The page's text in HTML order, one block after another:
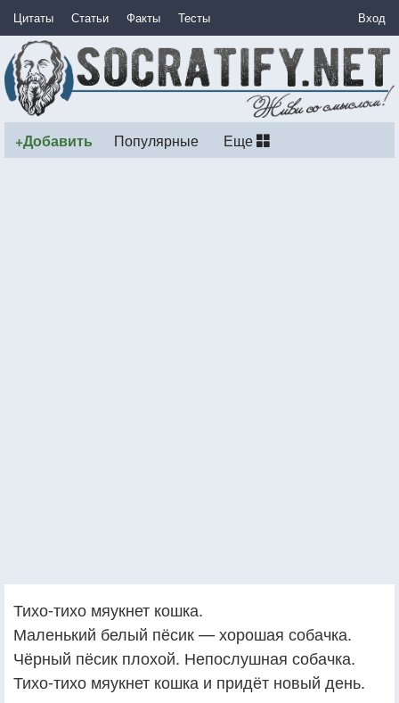
Цитаты Статьи Факты Тесты Вход
+Добавить Популярные Еще
Тихо-тихо мяукнет кошка.
Маленький белый пёсик — хорошая собачка.
Чёрный пёсик плохой. Непослушная собачка.
Тихо-тихо мяукнет кошка и придёт новый день.